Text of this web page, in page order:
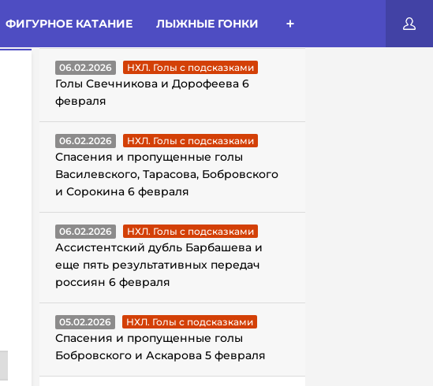
ФИГУРНОЕ КАТАНИЕ ЛЫЖНЫЕ ГОНКИ
ГОЛЫ С ПОДСКАЗКАМИ
06.02.2026 НХЛ. Голы с подсказками
Голы Свечникова и Дорофеева 6
февраля
06.02.2026 НХЛ. Голы с подсказками
Спасения и пропущенные голы
Василевского, Тарасова, Бобровского
и Сорокина 6 февраля
06.02.2026 НХЛ. Голы с подсказками
Ассистентский дубль Барбашева и
еще пять результативных передач
россиян 6 февраля
05.02.2026 НХЛ. Голы с подсказками
Спасения и пропущенные голы
Бобровского и Аскарова 5 февраля